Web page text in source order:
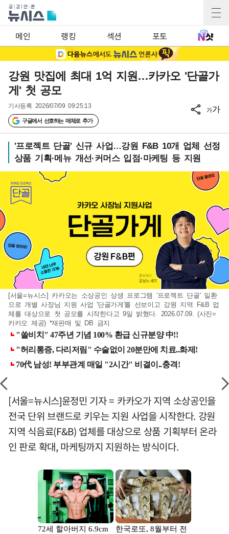
메인 랭킹 섹션 포토
강원 맛집에 최대 1억 지원…카카오 '단골가
게' 첫 공모
기사등록 2026/07/09 09:25:13
구글에서 선호하는 매체로 추가
가가
'프로젝트 단골' 신규 사업…강원 F&B 10개 업체 선정
상품 기획·메뉴 개선·커머스 입점·마케팅 등 지원
[서울=뉴시스] 카카오는 소상공인 상생 프로그램 '프로젝트 단골' 일환
으로 개별 사장님 지원 사업 '단골가게'를 선보이고 강원 지역 F&B 업
체를 대상으로 첫 공모를 시작한다고 9일 밝혔다. 2026.07.09. (사진=
카카오 제공) *재판매 및 DB 금지
[서울=뉴시스]윤정민 기자 = 카카오가 지역 소상공인을
전국 단위 브랜드로 키우는 지원 사업을 시작한다. 강원
지역 식음료(F&B) 업체를 대상으로 상품 기획부터 온라
인 판로 확대, 마케팅까지 지원하는 방식이다.